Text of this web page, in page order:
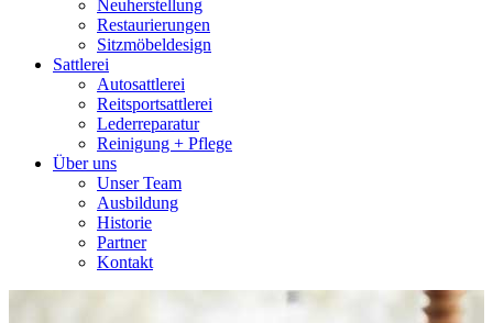
Neuherstellung
Restaurierungen
Sitzmöbeldesign
Sattlerei
Autosattlerei
Reitsportsattlerei
Lederreparatur
Reinigung + Pflege
Über uns
Unser Team
Ausbildung
Historie
Partner
Kontakt